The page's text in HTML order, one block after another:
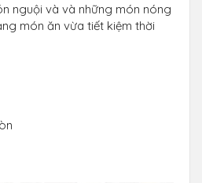
nguội và và những món nóng
món ăn vừa tiết kiệm thời